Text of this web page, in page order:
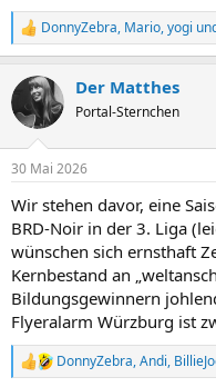
R
e
k
i
e
:
DonnyZebra, Mario,yogi
Der Matthes
Portal-Sternchen
30 Mai 2026
Wir stehen davor, eine
BRD-Noir in der 3. Liga
wünschen sich ernsthaft
Kernbestand an
Bildungsgewinnern
Flyeralarm Würzburg ist
R
DonnyZebra,Andi,